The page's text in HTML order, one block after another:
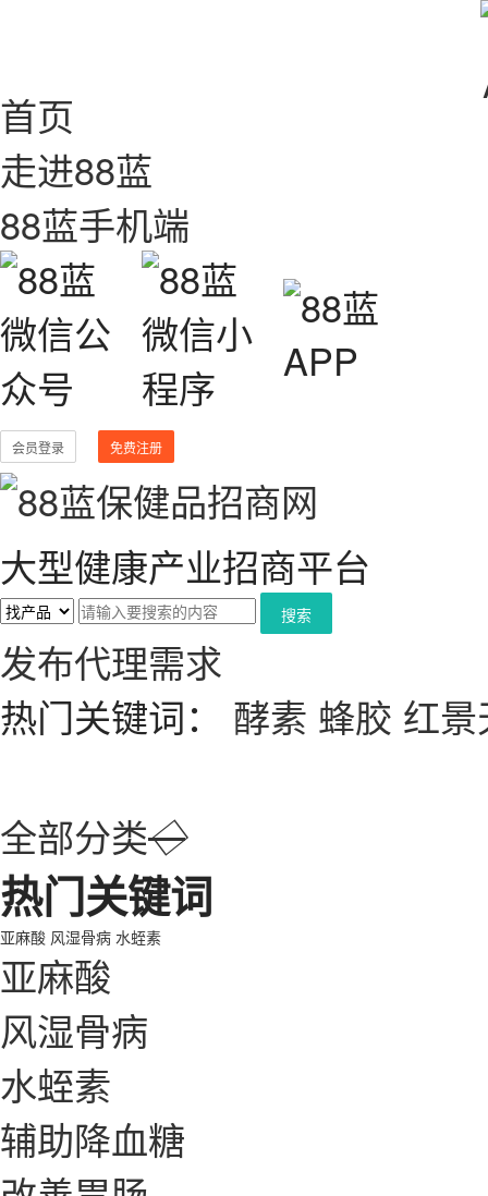
首页
走进88蓝
88蓝手机端
会员登录 免费注册
大型健康产业招商平台
搜索
发布代理需求
热门关键词： 酵素 蜂胶 红景
全部分类◇
热门关键词
亚麻酸 风湿骨病 水蛭素
亚麻酸
风湿骨病
水蛭素
辅助降血糖